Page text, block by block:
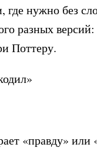
где нужно без
разных версий:
Поттеру.
«правду» или